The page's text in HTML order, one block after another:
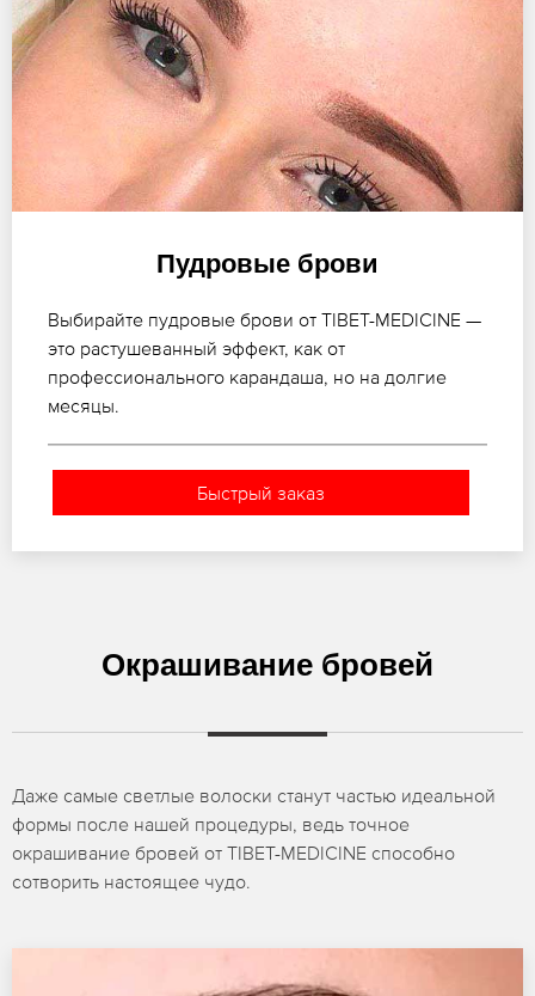
Пудровые брови
Выбирайте пудровые брови от TIBET-MEDICINE —
это растушеванный эффект, как от
профессионального карандаша, но на долгие
месяцы.
Быстрый заказ
Окрашивание бровей
Даже самые светлые волоски станут частью идеальной
формы после нашей процедуры, ведь точное
окрашивание бровей от TIBET-MEDICINE способно
сотворить настоящее чудо.